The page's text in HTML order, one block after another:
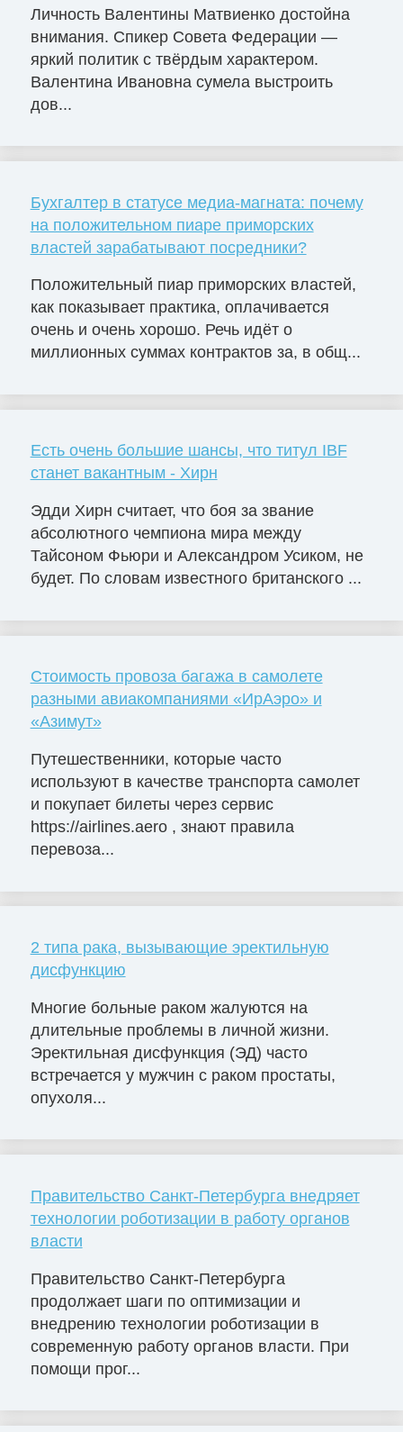
Личность Валентины Матвиенко достойна
внимания. Спикер Совета Федерации —
яркий политик с твёрдым характером.
Валентина Ивановна сумела выстроить
дов...
Бухгалтер в статусе медиа-магната: почему
на положительном пиаре приморских
властей зарабатывают посредники?
Положительный пиар приморских властей,
как показывает практика, оплачивается
очень и очень хорошо. Речь идёт о
миллионных суммах контрактов за, в общ...
Есть очень большие шансы, что титул IBF
станет вакантным - Хирн
Эдди Хирн считает, что боя за звание
абсолютного чемпиона мира между
Тайсоном Фьюри и Александром Усиком, не
будет. По словам известного британского ...
Стоимость провоза багажа в самолете
разными авиакомпаниями «ИрАэро» и
«Азимут»
Путешественники, которые часто
используют в качестве транспорта самолет
и покупает билеты через сервис
https://airlines.aero , знают правила
перевоза...
2 типа рака, вызывающие эректильную
дисфункцию
Многие больные раком жалуются на
длительные проблемы в личной жизни.
Эректильная дисфункция (ЭД) часто
встречается у мужчин с раком простаты,
опухоля...
Правительство Санкт-Петербурга внедряет
технологии роботизации в работу органов
власти
Правительство Санкт-Петербурга
продолжает шаги по оптимизации и
внедрению технологии роботизации в
современную работу органов власти. При
помощи прог...